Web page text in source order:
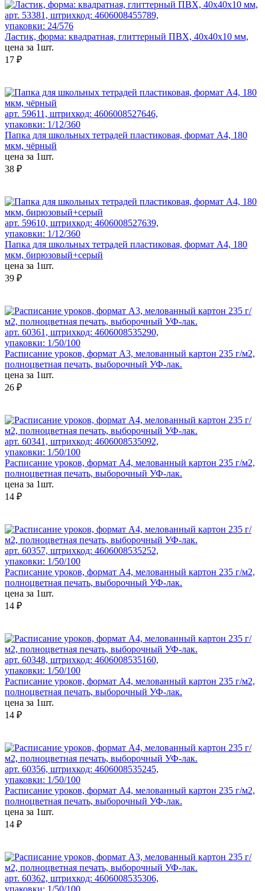
арт. 53381, штрихкод: 4606008455789,
упаковки: 24/576
Ластик, форма: квадратная, глиттерный ПВХ, 40x40x10 мм,
цена за 1шт.
17 ₽
арт. 59611, штрихкод: 4606008527646,
упаковки: 1/12/360
Папка для школьных тетрадей пластиковая, формат А4, 180
мкм, чёрный
цена за 1шт.
38 ₽
арт. 59610, штрихкод: 4606008527639,
упаковки: 1/12/360
Папка для школьных тетрадей пластиковая, формат А4, 180
мкм, бирюзовый+серый
цена за 1шт.
39 ₽
арт. 60361, штрихкод: 4606008535290,
упаковки: 1/50/100
Расписание уроков, формат А3, мелованный картон 235 г/м2,
полноцветная печать, выборочный УФ-лак.
цена за 1шт.
26 ₽
арт. 60341, штрихкод: 4606008535092,
упаковки: 1/50/100
Расписание уроков, формат А4, мелованный картон 235 г/м2,
полноцветная печать, выборочный УФ-лак.
цена за 1шт.
14 ₽
арт. 60357, штрихкод: 4606008535252,
упаковки: 1/50/100
Расписание уроков, формат А4, мелованный картон 235 г/м2,
полноцветная печать, выборочный УФ-лак.
цена за 1шт.
14 ₽
арт. 60348, штрихкод: 4606008535160,
упаковки: 1/50/100
Расписание уроков, формат А4, мелованный картон 235 г/м2,
полноцветная печать, выборочный УФ-лак.
цена за 1шт.
14 ₽
арт. 60356, штрихкод: 4606008535245,
упаковки: 1/50/100
Расписание уроков, формат А4, мелованный картон 235 г/м2,
полноцветная печать, выборочный УФ-лак.
цена за 1шт.
14 ₽
арт. 60362, штрихкод: 4606008535306,